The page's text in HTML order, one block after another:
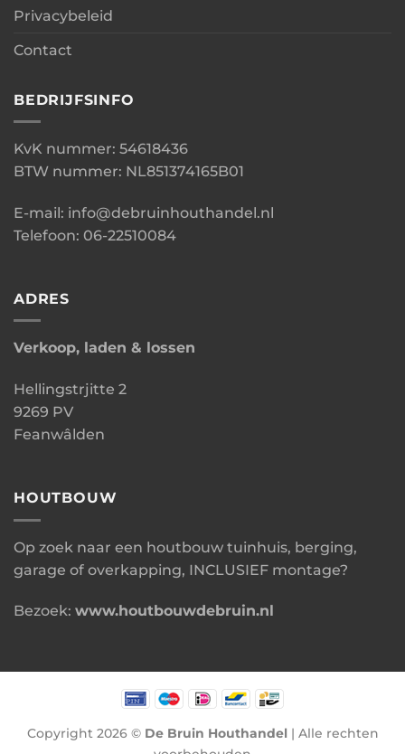
Privacybeleid
Contact
BEDRIJFSINFO
KvK nummer: 54618436
BTW nummer: NL851374165B01
E-mail: info@debruinhouthandel.nl
Telefoon: 06-22510084
ADRES
Verkoop, laden & lossen
Hellingstrjitte 2
9269 PV
Feanwâlden
HOUTBOUW
Op zoek naar een houtbouw tuinhuis, berging,
garage of overkapping, INCLUSIEF montage?
Bezoek: www.houtbouwdebruin.nl
Copyright 2026 © De Bruin Houthandel | Alle rechten